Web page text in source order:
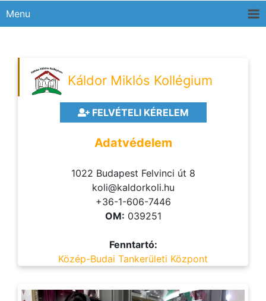
Menu
Káldor Miklós Kollégium
FELVÉTELI KÉRELEM
Adatvédelem
1022 Budapest Felvinci út 8
koli@kaldorkoli.hu
+36-1-606-7446
OM: 039251
Fenntartó:
Közép-Budai Tankerületi Központ